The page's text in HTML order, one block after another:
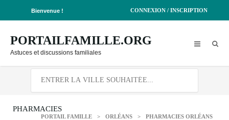
Bienvenue ! CONNEXION / INSCRIPTION
PORTAILFAMILLE.ORG
Astuces et discussions familiales
PHARMACIES
PORTAIL FAMILLE > ORLÉANS > PHARMACIES ORLÉANS